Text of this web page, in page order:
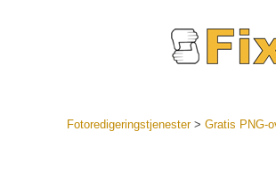
Fotoredigeringstjenester> Gratis PNG-